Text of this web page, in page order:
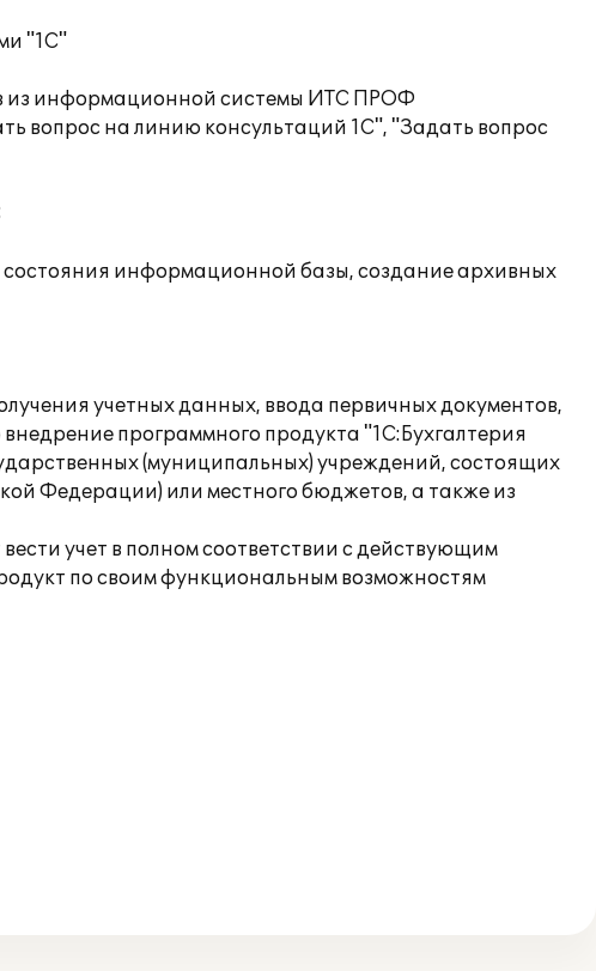
"1С"
из информационной системы ИТС ПРОФ
вопрос на линию консультаций 1С", "Задать вопрос
информационной базы, создание архивных
учетных данных, ввода первичных документов,
программного продукта "1С:Бухгалтерия
(муниципальных) учреждений, состоящих
Федерации) или местного бюджетов, а также из
учет в полном соответствии с действующим
по своим функциональным возможностям